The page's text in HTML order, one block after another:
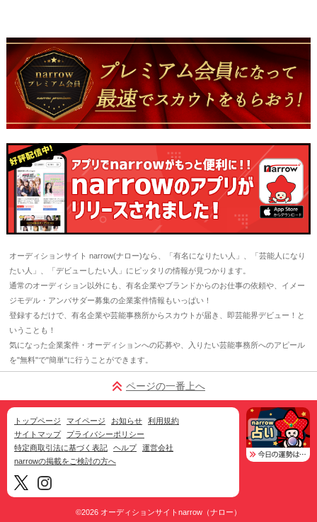
オーディションサイト narrow(ナロー)なら、「有名になりたい人」、「芸能人になり
たい人」、「デビューしたい人」にピッタリの情報が見つかります。
通常のオーディション以外にも、有名企業やブランドからのお仕事の依頼や、イメー
ジモデル・アンバサダー募集の企業案件情報もいっぱい！
登録するだけで、有名企業や芸能事務所からスカウトが届き、即芸能界デビュー！と
いうことも！
気になった企業案件・オーディションへの応募や、入りたい芸能事務所へのアピール
を"無料"で"簡単"に行うことができます。
ページの一番上へ
トップページ マイページ お知らせ
利用規約
サイトマップ
プライバシーポリシー
特定商取引法に基づく表記
ヘルプ
運営会社
narrowの掲載をご検討の方へ
©2026 オーディションサイトnarrow（ナロー）